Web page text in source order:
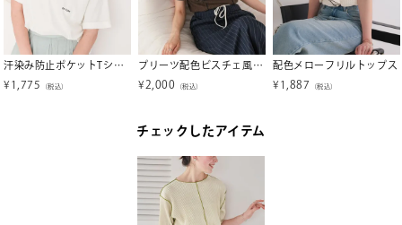
汗染み防止ポケットTシャツ【メール便可／100】
¥ 1,775 （税込）
プリーツ配色ビスチェ風プルオーバー【メール便可／100】
¥ 2,000 （税込）
配色メローフリルトップス
¥ 1,887 （税込）
チェックしたアイテム